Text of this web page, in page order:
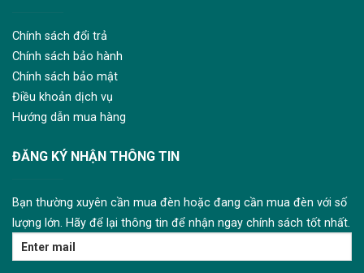
Chính sách đổi trả
Chính sách bảo hành
Chính sách bảo mật
Điều khoản dịch vụ
Hướng dẫn mua hàng
ĐĂNG KÝ NHẬN THÔNG TIN
Bạn thường xuyên cần mua đèn hoặc đang cần mua đèn với số
lượng lớn. Hãy để lại thông tin để nhận ngay chính sách tốt nhất.